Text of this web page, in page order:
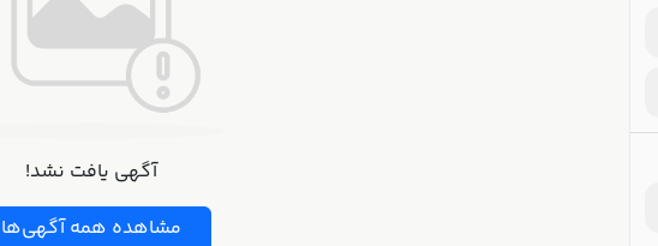
آگهی یافت نشد!
مشاهده همه آگهی‌ها